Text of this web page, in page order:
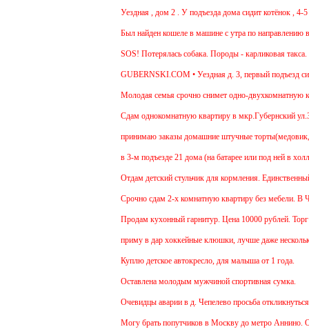
Уездная , дом 2 . У подъезда дома сидит котёнок , 4-5
Был найден кошеле в машине с утра по направлению в
SOS! Потерялась собака. Породы - карликовая
GUBERNSKI.COM • Уездная д. 3, первый
Молодая семья срочно снимет одно-двухкомнатную
Cдам однокомнатную квартиру в мкр.Губернский
принимаю заказы домашние штучные торты(медовик,
в 3-м подъезде 21 дома (на батарее или под ней в
Отдам детский стульчик для кормления.
Срочно сдам 2-х комнатную квартиру без мебели. В
Продам кухонный гарнитур. Цена 10000 рублей. Торг
приму в дар хоккейные клюшки, лучше даже несколько:)
Куплю детское автокресло, для малыша от 1 года.
Оставлена молодым мужчиной спортивная сумка.
Очевидцы аварии в д. Чепелево просьба откликнуться.
Могу брать попутчиков в Москву до метро Аннино.